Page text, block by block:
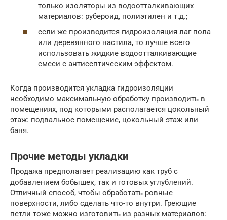
только изоляторы из водоотталкивающих
материалов: рубероид, полиэтилен и т.д.;
если же производится гидроизоляция лаг пола
или деревянного настила, то лучше всего
использовать жидкие водоотталкивающие
смеси с антисептическим эффектом.
Когда производится укладка гидроизоляции
необходимо максимальную обработку производить в
помещениях, под которыми располагается цокольный
этаж: подвальное помещение, цокольный этаж или
баня.
Прочие методы укладки
Продажа предполагает реализацию как труб с
добавлением бобышек, так и готовых углублений.
Отличный способ, чтобы обработать ровные
поверхности, либо сделать что-то внутри. Греющие
петли тоже можно изготовить из разных материалов: